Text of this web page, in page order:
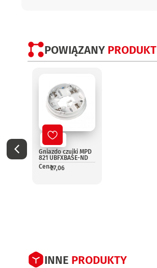
POWIĄZANY PRODUKT
Nowy
Gniazdo czujki MPD
821 UBFXBASE-ND
Cena:27,06
INNE PRODUKTY